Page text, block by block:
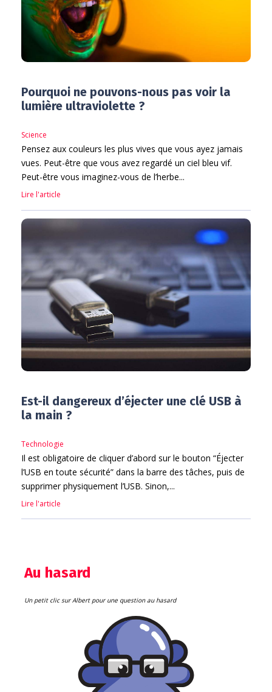
Pourquoi ne pouvons-nous pas voir la
lumière ultraviolette ?
Science
Pensez aux couleurs les plus vives que vous ayez jamais
vues. Peut-être que vous avez regardé un ciel bleu vif.
Peut-être vous imaginez-vous de l’herbe...
Lire l'article
Est-il dangereux d’éjecter une clé USB à
la main ?
Technologie
Il est obligatoire de cliquer d’abord sur le bouton “Éjecter
l’USB en toute sécurité” dans la barre des tâches, puis de
supprimer physiquement l’USB. Sinon,...
Lire l'article
Au hasard
Un petit clic sur Albert pour une question au hasard